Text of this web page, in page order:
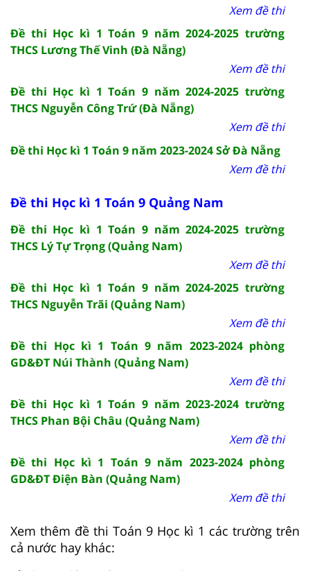
Xem đề thi
Đề thi Học kì 1 Toán 9 năm 2024-2025 trường
THCS Lương Thế Vinh (Đà Nẵng)
Xem đề thi
Đề thi Học kì 1 Toán 9 năm 2024-2025 trường
THCS Nguyễn Công Trứ (Đà Nẵng)
Xem đề thi
Đề thi Học kì 1 Toán 9 năm 2023-2024 Sở Đà Nẵng
Xem đề thi
Đề thi Học kì 1 Toán 9 Quảng Nam
Đề thi Học kì 1 Toán 9 năm 2024-2025 trường
THCS Lý Tự Trọng (Quảng Nam)
Xem đề thi
Đề thi Học kì 1 Toán 9 năm 2024-2025 trường
THCS Nguyễn Trãi (Quảng Nam)
Xem đề thi
Đề thi Học kì 1 Toán 9 năm 2023-2024 phòng
GD&ĐT Núi Thành (Quảng Nam)
Xem đề thi
Đề thi Học kì 1 Toán 9 năm 2023-2024 trường
THCS Phan Bội Châu (Quảng Nam)
Xem đề thi
Đề thi Học kì 1 Toán 9 năm 2023-2024 phòng
GD&ĐT Điện Bàn (Quảng Nam)
Xem đề thi
Xem thêm đề thi Toán 9 Học kì 1 các trường trên
cả nước hay khác: